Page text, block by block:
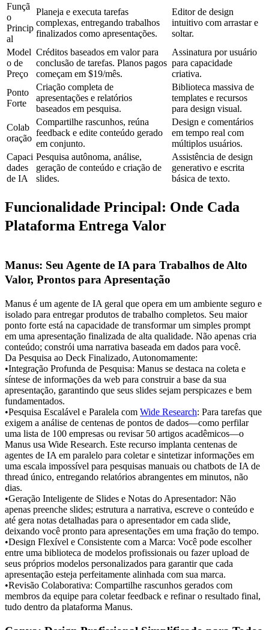
Funçã
o
Princip
al
Planeja e executa tarefas
complexas, entregando trabalhos
finalizados como apresentações.
Editor de design
intuitivo com arrastar e
soltar.
Model
o de
Preço
Créditos baseados em valor para
conclusão de tarefas. Planos pagos
começam em $19/mês.
Assinatura por usuário
para capacidade
criativa.
Ponto
Forte
Criação completa de
apresentações e relatórios
baseados em pesquisa.
Biblioteca massiva de
templates e recursos
para design visual.
Colab
oração
Compartilhe rascunhos, reúna
feedback e edite conteúdo gerado
em conjunto.
Design e comentários
em tempo real com
múltiplos usuários.
Capaci
dades
de IA
Pesquisa autônoma, análise,
geração de conteúdo e criação de
slides.
Assistência de design
generativo e escrita
básica de texto.
Funcionalidade Principal: Onde Cada
Plataforma Entrega Valor
Manus: Seu Agente de IA para Trabalhos de Alto
Valor, Prontos para Apresentação
Manus é um agente de IA geral que opera em um ambiente seguro e
isolado para entregar produtos de trabalho completos. Seu maior
ponto forte está na capacidade de transformar um simples prompt
em uma apresentação finalizada de alta qualidade. Não apenas cria
conteúdo; constrói uma narrativa baseada em dados para você.
Da Pesquisa ao Deck Finalizado, Autonomamente:
•Integração Profunda de Pesquisa: Manus se destaca na coleta e
síntese de informações da web para construir a base da sua
apresentação, garantindo que seus slides sejam perspicazes e bem
fundamentados.
•Pesquisa Escalável e Paralela com Wide Research: Para tarefas que
exigem a análise de centenas de pontos de dados—como perfilar
uma lista de 100 empresas ou revisar 50 artigos acadêmicos—o
Manus usa Wide Research. Este recurso implanta centenas de
agentes de IA em paralelo para coletar e sintetizar informações em
uma escala impossível para pesquisas manuais ou chatbots de IA de
thread único, entregando relatórios abrangentes em minutos, não
dias.
•Geração Inteligente de Slides e Notas do Apresentador: Não
apenas preenche slides; estrutura a narrativa, escreve o conteúdo e
até gera notas detalhadas para o apresentador em cada slide,
deixando você pronto para apresentações em uma fração do tempo.
•Design Flexível e Consistente com a Marca: Você pode escolher
entre uma biblioteca de modelos profissionais ou fazer upload de
seus próprios modelos personalizados para garantir que cada
apresentação esteja perfeitamente alinhada com sua marca.
•Revisão Colaborativa: Compartilhe rascunhos gerados com
membros da equipe para coletar feedback e refinar o resultado final,
tudo dentro da plataforma Manus.